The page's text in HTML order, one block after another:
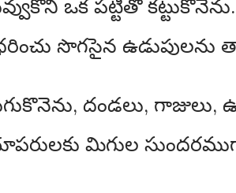
ఒక పట్టీతో
సొగసైన ఉడుపులను
దండలు,
మిగుల